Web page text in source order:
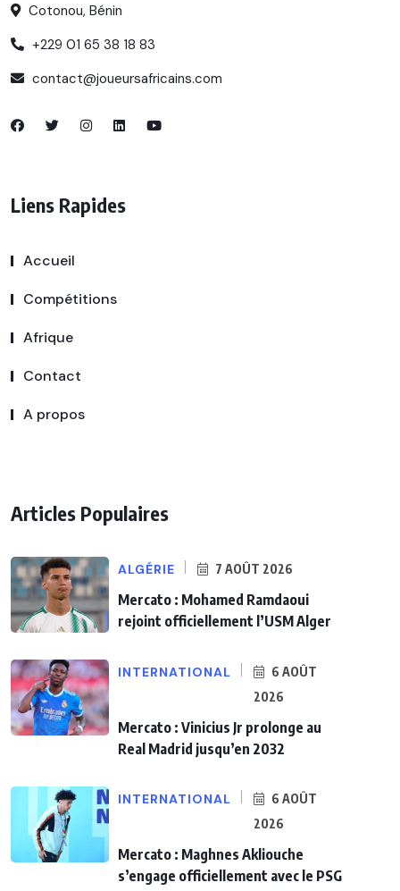
Cotonou, Bénin
+229 01 65 38 18 83
contact@joueursafricains.com
Liens Rapides
Accueil
Compétitions
Afrique
Contact
A propos
Articles Populaires
ALGÉRIE 7 AOÛT 2026
Mercato : Mohamed Ramdaoui
rejoint officiellement l’USM Alger
INTERNATIONAL
6 AOÛT
2026
Mercato : Vinicius Jr prolonge au
Real Madrid jusqu’en 2032
INTERNATIONAL
6 AOÛT
2026
Mercato : Maghnes Akliouche
s’engage officiellement avec le PSG